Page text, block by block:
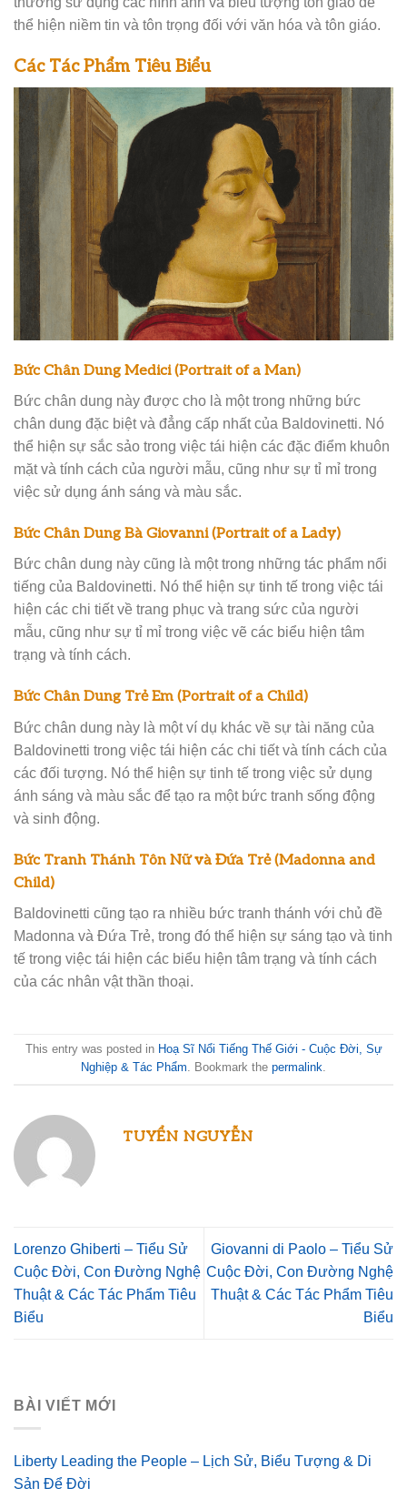
thể hiện niềm tin và tôn trọng đối với văn hóa và tôn giáo.
Các Tác Phẩm Tiêu Biểu
Bức Chân Dung Medici (Portrait of a Man)
Bức chân dung này được cho là một trong những bức
chân dung đặc biệt và đẳng cấp nhất của Baldovinetti. Nó
thể hiện sự sắc sảo trong việc tái hiện các đặc điểm khuôn
mặt và tính cách của người mẫu, cũng như sự tỉ mỉ trong
việc sử dụng ánh sáng và màu sắc.
Bức Chân Dung Bà Giovanni (Portrait of a Lady)
Bức chân dung này cũng là một trong những tác phẩm nổi
tiếng của Baldovinetti. Nó thể hiện sự tinh tế trong việc tái
hiện các chi tiết về trang phục và trang sức của người
mẫu, cũng như sự tỉ mỉ trong việc vẽ các biểu hiện tâm
trạng và tính cách.
Bức Chân Dung Trẻ Em (Portrait of a Child)
Bức chân dung này là một ví dụ khác về sự tài năng của
Baldovinetti trong việc tái hiện các chi tiết và tính cách của
các đối tượng. Nó thể hiện sự tinh tế trong việc sử dụng
ánh sáng và màu sắc để tạo ra một bức tranh sống động
và sinh động.
Bức Tranh Thánh Tôn Nữ và Đứa Trẻ (Madonna and
Child)
Baldovinetti cũng tạo ra nhiều bức tranh thánh với chủ đề
Madonna và Đứa Trẻ, trong đó thể hiện sự sáng tạo và tinh
tế trong việc tái hiện các biểu hiện tâm trạng và tính cách
của các nhân vật thần thoại.
This entry was posted in Hoạ Sĩ Nổi Tiếng Thế Giới - Cuộc Đời, Sự
Nghiệp & Tác Phẩm. Bookmark the permalink.
TUYỂN NGUYỄN
Lorenzo Ghiberti – Tiểu Sử
Cuộc Đời, Con Đường Nghệ
Thuật & Các Tác Phẩm Tiêu
Biểu
Giovanni di Paolo – Tiểu Sử
Cuộc Đời, Con Đường Nghệ
Thuật & Các Tác Phẩm Tiêu
Biểu
BÀI VIẾT MỚI
Liberty Leading the People – Lịch Sử, Biểu Tượng & Di
Sản Để Đời